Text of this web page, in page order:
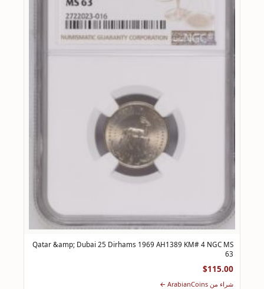
Qatar &amp; Dubai 25 Dirhams 1969 AH1389 KM# 4 NGC MS
63
$115.00
شراء من ArabianCoins ←